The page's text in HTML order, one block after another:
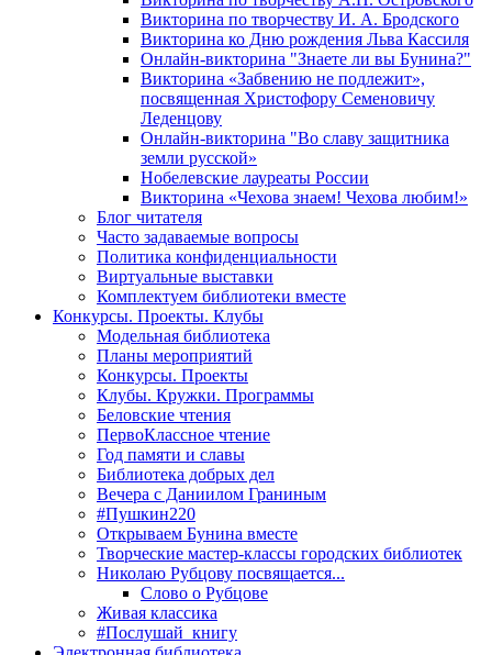
Викторина по творчеству И. А. Бродского
Викторина ко Дню рождения Льва Кассиля
Онлайн-викторина "Знаете ли вы Бунина?"
Викторина «Забвению не подлежит»,
посвященная Христофору Семеновичу
Леденцову
Онлайн-викторина "Во славу защитника
земли русской»
Нобелевские лауреаты России
Викторина «Чехова знаем! Чехова любим!»
Блог читателя
Часто задаваемые вопросы
Политика конфиденциальности
Виртуальные выставки
Комплектуем библиотеки вместе
Конкурсы. Проекты. Клубы
Модельная библиотека
Планы мероприятий
Конкурсы. Проекты
Клубы. Кружки. Программы
Беловские чтения
ПервоКлассное чтение
Год памяти и славы
Библиотека добрых дел
Вечера с Даниилом Граниным
#Пушкин220
Открываем Бунина вместе
Творческие мастер-классы городских библиотек
Николаю Рубцову посвящается...
Слово о Рубцове
Живая классика
#Послушай_книгу